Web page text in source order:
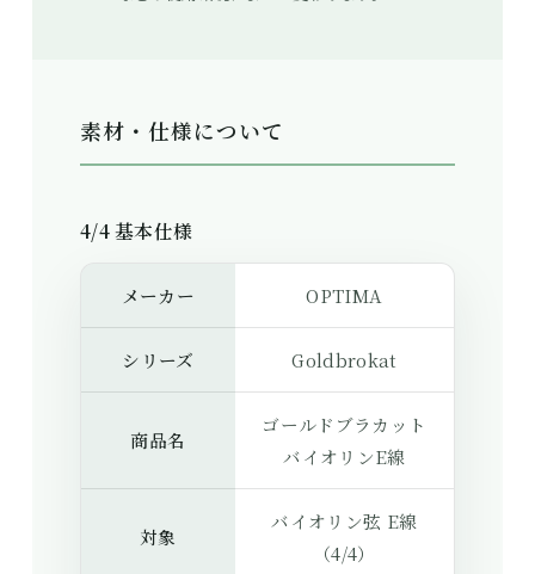
素材・仕様について
4/4 基本仕様
メーカー OPTIMA
シリーズ Goldbrokat
商品名
ゴールドブラカット
バイオリンE線
対象
バイオリン弦 E線
（4/4）